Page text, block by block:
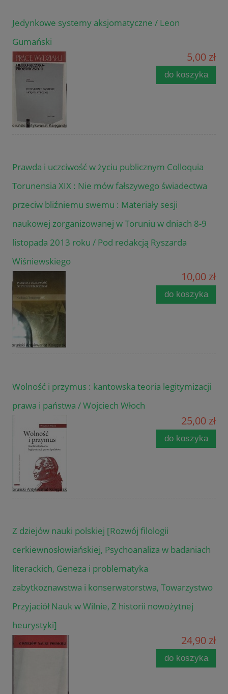
Jedynkowe systemy aksjomatyczne / Leon
Gumański
5,00 zł
do koszyka
Prawda i uczciwość w życiu publicznym Colloquia
Torunensia XIX : Nie mów fałszywego świadectwa
przeciw bliźniemu swemu : Materiały sesji
naukowej zorganizowanej w Toruniu w dniach 8-9
listopada 2013 roku / Pod redakcją Ryszarda
Wiśniewskiego
10,00 zł
do koszyka
Wolność i przymus : kantowska teoria legitymizacji
prawa i państwa / Wojciech Włoch
25,00 zł
do koszyka
Z dziejów nauki polskiej [Rozwój filologii
cerkiewnosłowiańskiej, Psychoanaliza w badaniach
literackich, Geneza i problematyka
zabytkoznawstwa i konserwatorstwa, Towarzystwo
Przyjaciół Nauk w Wilnie, Z historii nowożytnej
heurystyki]
24,90 zł
do koszyka